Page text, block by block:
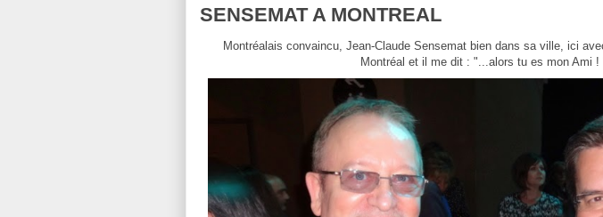
SENSEMAT A MONTREAL
Montréalais convaincu, Jean-Claude Sensemat bien dans sa ville, ici
Montréal et il me dit : "...alors tu es mon Ami !